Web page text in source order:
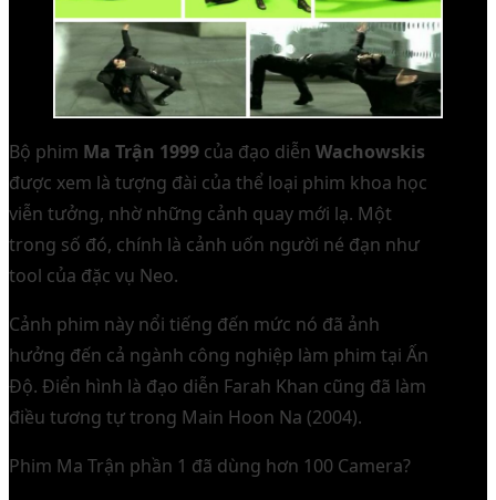
Bộ phim Ma Trận 1999 của đạo diễn Wachowskis
được xem là tượng đài của thể loại phim khoa học
viễn tưởng, nhờ những cảnh quay mới lạ. Một
trong số đó, chính là cảnh uốn người né đạn như
tool của đặc vụ Neo.
Cảnh phim này nổi tiếng đến mức nó đã ảnh
hưởng đến cả ngành công nghiệp làm phim tại Ấn
Độ. Điển hình là đạo diễn Farah Khan cũng đã làm
điều tương tự trong Main Hoon Na (2004).
Phim Ma Trận phần 1 đã dùng hơn 100 Camera?